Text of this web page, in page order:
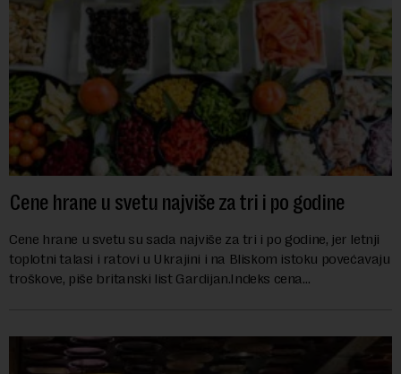
Cene hrane u svetu najviše za tri i po godine
Cene hrane u svetu su sada najviše za tri i po godine, jer letnji
toplotni talasi i ratovi u Ukrajini i na Bliskom istoku povećavaju
troškove, piše britanski list Gardijan.Indeks cena